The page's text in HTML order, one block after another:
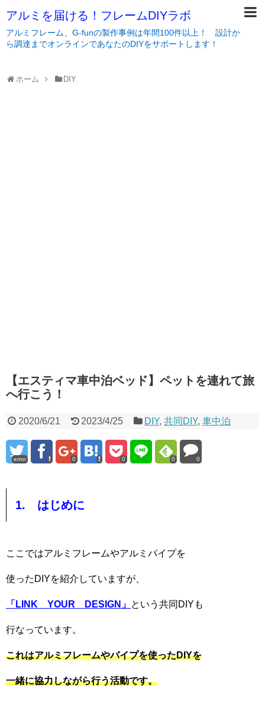
アルミを届ける！フレームDIYラボ
アルミフレーム、G-funの製作事例は年間100件以上！ 設計か
ら調達までオンラインであなたのDIYをサポートします！
ホーム DIY
【エスティマ車中泊ベッド】ペットを連れて旅
へ行こう！
2020/6/21 2023/4/25 DIY,共同DIY,車中泊
error 0 0 0 0
1. はじめに
ここではアルミフレームやアルミパイプを
使ったDIYを紹介していますが、
「 LINK YOUR DESIGN 」 という共同DIYも
行なっています。
これはアルミフレームやパイプを使ったDIYを
一緒に協力しながら行う活動です。